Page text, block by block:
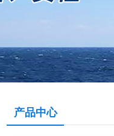
产品中心